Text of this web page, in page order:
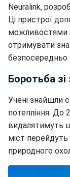
Neuralink,
Ці пристрої
можливостями
отримувати
безпосередньо
Боротьба
Учені знайшли
потепління. До
видалятимуть
міст перейдуть
природного